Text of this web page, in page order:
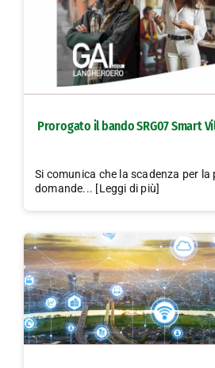
Formazione
Convenzioni
L’Agricoltore cuneese
Lavora con noi
Prorogato il bando SRG07 Smart
Si comunica che la scadenza per la
domande... [Leggi di più]